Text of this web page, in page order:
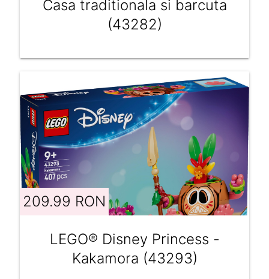
Casa traditionala si barcuta
(43282)
209.99 RON
LEGO® Disney Princess -
Kakamora (43293)